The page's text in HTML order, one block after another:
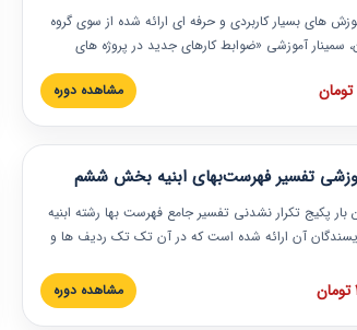
های بسیار کاربردی و حرفه‏ ای ارائه شده از سوی گروه
سمینار آموزشی «ضوابط کارهای جدید در پروژه های
چالش ها، تخلفات و راه حل ها با نگرش قراردادی است که
شرکت های ساختمانی کشور ارائه شد. در این
عملی ارائه شده است.
مشاهده دوره
تفسیر فهرست‌بهای ابنیه بخش ششم
بار پکیج تکرار نشدنی تفسیر جامع فهرست بها رشته ابنیه
آن ارائه شده است که در آن تک تک ردیف ها و
و به همراه تصاویر عملیات اجرایی مرتبط با ردیف های
ارائه شده است. این دوره با کلام مهندس
مشاهده دوره